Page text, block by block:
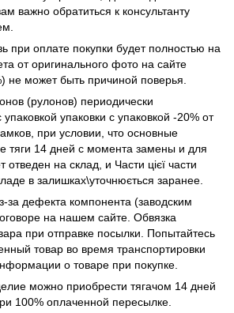
важно обратиться к консультанту
при оплате покупки будет полностью на
от оригинального фото на сайте
не может быть причиной поверья.
(рулонов) периодически
упаковки с упаковкой -20% от
при условии, что основные
тяги 14 дней с момента замены и для
отведен на склад, и Части цієї части
в залишках\уточнюється заранее.
за дефекта компонента (заводским
на нашем сайте. Обвязка
при отправке посылки. Попытайтесь
товар во время транспортировки
о товаре при покупке.
можно приобрести тягачом 14 дней
100% оплаченной пересылке.